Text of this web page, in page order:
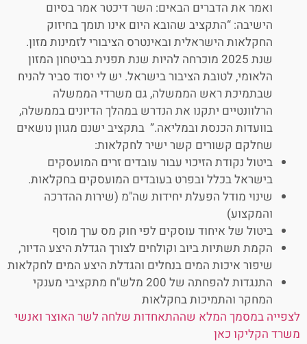
ואמר את הדברים הבאים: השר דיכטר אמר בסיום
הישיבה: “התקציב שהובא היום אינו תומך בחיזוק
החקלאות הישראלית ובאינטרס הציבורי לזמינות מזון.
שנת 2025 מוכרחה להיות שנת תפנית בביטחון המזון
הלאומי, לטובת הציבור בישראל. יש לי יסוד סביר להניח
שבתמיכת ראש הממשלה, גם משרדי הממשלה
הרלוונטיים יתקנו את הנדרש במהלך הדיונים בממשלה,
בוועדות הכנסת ובמליאה.” בתקציב ישנם מגוון נושאים
שחלקם קשורים קשר ישיר לחקלאות:
ביטול נקודת הזיכוי עבור עובדים זרים המועסקים
בישראל בכלל ובפרט בעובדים המועסקים בחקלאות.
שינוי מודל הפעלת יחידות שה"מ (שירות ההדרכה
והמקצוע)
ביטול של איחוד עוסקים לפי חוק מס ערך מוסף
הקמת תשתיות ביוב וקולחים לצורך הגדלת היצע הדיור,
שיפור איכות המים בנחלים והגדלת היצע המים לחקלאות
התנגדות להפחתה של 200 מלש"ח מתקציבי מענקי
המחקר והתמיכות בחקלאות
לצפייה במסמך המלא שההתאחדות שלחה לשר האוצר ואנשי
משרד הקליקו כאן